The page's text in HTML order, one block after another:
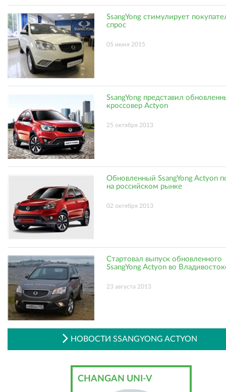
SsangYong стимулирует
спрос
05 июня 2015
SsangYong представил
кроссовер Actyon
25 октября 2013
Обновленный SsangYong Actyon
на российском рынке
02 октября 2013
Стартовал выпуск обновленного
SsangYong Actyon во
23 августа 2013
НОВОСТИ SSANGYONG ACTYON
CHANGAN UNI-V